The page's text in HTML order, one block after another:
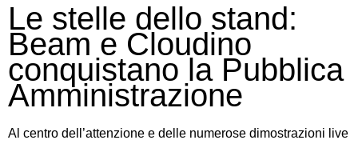
Le stelle dello stand:
Beam e Cloudino
conquistano la Pubblica
Amministrazione
Al centro dell’attenzione e delle numerose dimostrazioni live